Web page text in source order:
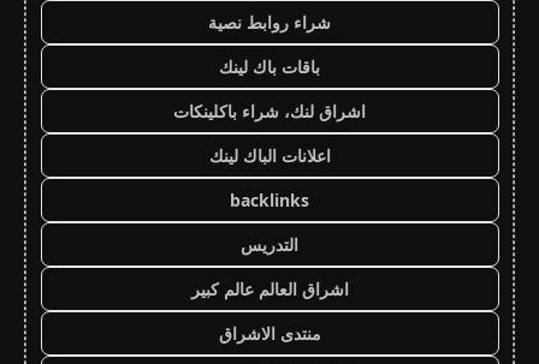
شراء روابط نصية
باقات باك لينك
اشراق لنك، شراء باكلينكات
اعلانات الباك لينك
backlinks
التدريس
اشراق العالم عالم كبير
منتدى الاشراق